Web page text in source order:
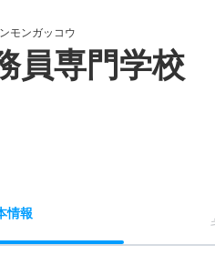
モンガッコウ
員専門学校
情報